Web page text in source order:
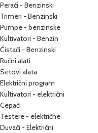
Perači - Benzinski
Trimeri - Benzinski
Pumpe - benzinske
Kultivatori - Benzin
Čistači - Benzinski
Ručni alati
Setovi alata
Električni program
Kultivatori - električni
Cepači
Testere - električne
Duvači - Električni